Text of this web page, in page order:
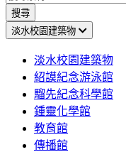
搜尋
淡水校園建築物
淡水校園建築物
紹謨紀念游泳館
騮先紀念科學館
鍾靈化學館
教育館
傳播館